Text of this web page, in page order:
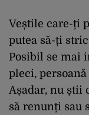
Veștile care-ți
putea să-ți
Posibil se mai
pleci,
Așadar, nu știi
să renunți sau